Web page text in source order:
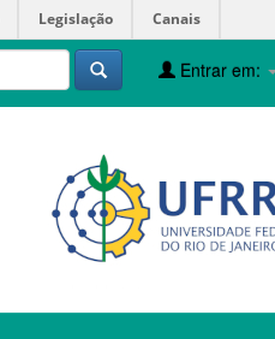
Legislação Canais
Entrar em: